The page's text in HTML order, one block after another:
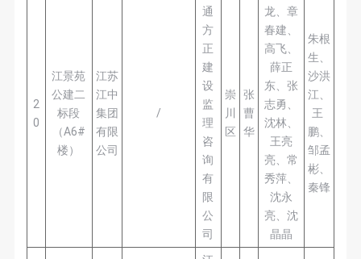
2
0
江景苑
公建二
标段
（A6#
楼）
江苏
江中
集团
有限
公司
/
通
方
正
建
设
监
理
咨
询
有
限
公
司
崇
川
区
张
曹
华
龙、章
春建、
高飞、
薛正
东、张
志勇、
沈林、
王亮
亮、常
秀萍、
沈永
亮、沈
晶晶
朱根
生、
沙洪
江、
王
鹏、
邹孟
彬、
秦锋